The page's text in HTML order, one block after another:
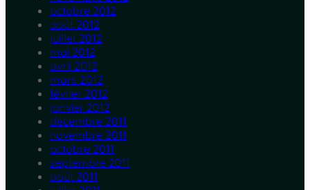
octobre 2012
août 2012
juillet 2012
mai 2012
avril 2012
mars 2012
février 2012
janvier 2012
décembre 2011
novembre 2011
octobre 2011
septembre 2011
août 2011